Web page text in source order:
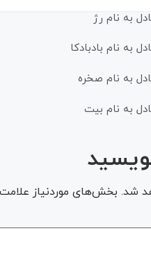
به نام رژ
به نام بادبادکا
به نام صخره
به نام بیت
شد. بخش‌های موردنیاز